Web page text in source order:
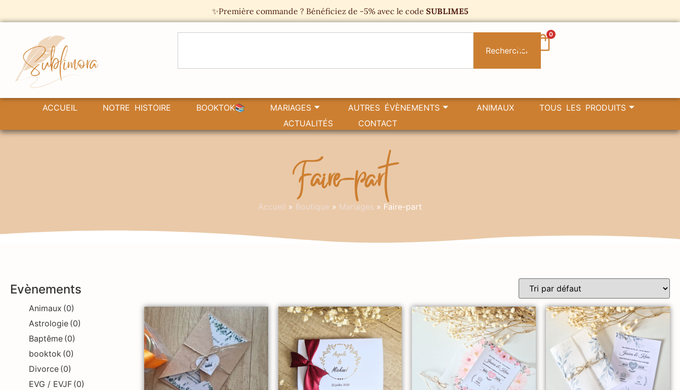
✨Première commande ? Bénéficiez de -5% avec le code SUBLIME5
Rechercher
0
ACCUEIL NOTRE HISTOIRE BOOKTOK📚 MARIAGES AUTRES ÉVÈNEMENTS ANIMAUX
TOUS LES PRODUITS
ACTUALITÉS
CONTACT
Faire-part
Accueil » Boutique » Mariages » Faire-part
Evènements
Animaux (0)
Astrologie (0)
Baptême (0)
booktok (0)
Divorce (0)
EVG / EVJF (0)